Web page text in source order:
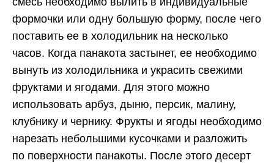
формочки или одну большую форму, после чего
поставить ее в холодильник на несколько
часов. Когда панакота застынет, ее необходимо
вынуть из холодильника и украсить свежими
фруктами и ягодами. Для этого можно
использовать арбуз, дыню, персик, малину,
клубнику и чернику. Фрукты и ягоды необходимо
нарезать небольшими кусочками и разложить
по поверхности панакоты. После этого десерт